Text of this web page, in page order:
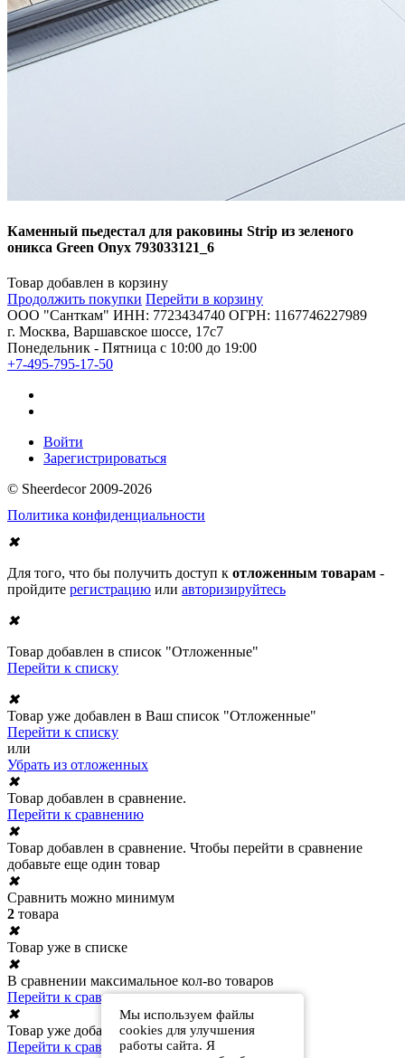
Каменный пьедестал для раковины Strip из зеленого
оникса Green Onyx 793033121_6
Товар добавлен в корзину
Продолжить покупки Перейти в корзину
ООО "Санткам" ИНН: 7723434740 ОГРН: 1167746227989
г. Москва, Варшавское шоссе, 17с7
Понедельник - Пятница с 10:00 до 19:00
+7-495-795-17-50
Войти
Зарегистрироваться
© Sheerdecor 2009-2026
Политика конфиденциальности
Мы используем файлы
cookies для улучшения
работы сайта. Я
✖
Для того, что бы получить доступ к отложенным товарам -
пройдите регистрацию или авторизируйтесь
✖
Товар добавлен в список "Отложенные"
Перейти к списку
✖
Товар уже добавлен в Ваш список "Отложенные"
Перейти к списку
или
Убрать из отложенных
✖
Товар добавлен в сравнение.
Перейти к сравнению
✖
Товар добавлен в сравнение. Чтобы перейти в сравнение
добавьте еще один товар
✖
Сравнить можно минимум
2 товара
✖
Товар уже в списке
✖
В сравнении максимальное кол-во товаров
Перейти к сравнению
✖
Товар уже добавлен в сравнение
Перейти к сравнению